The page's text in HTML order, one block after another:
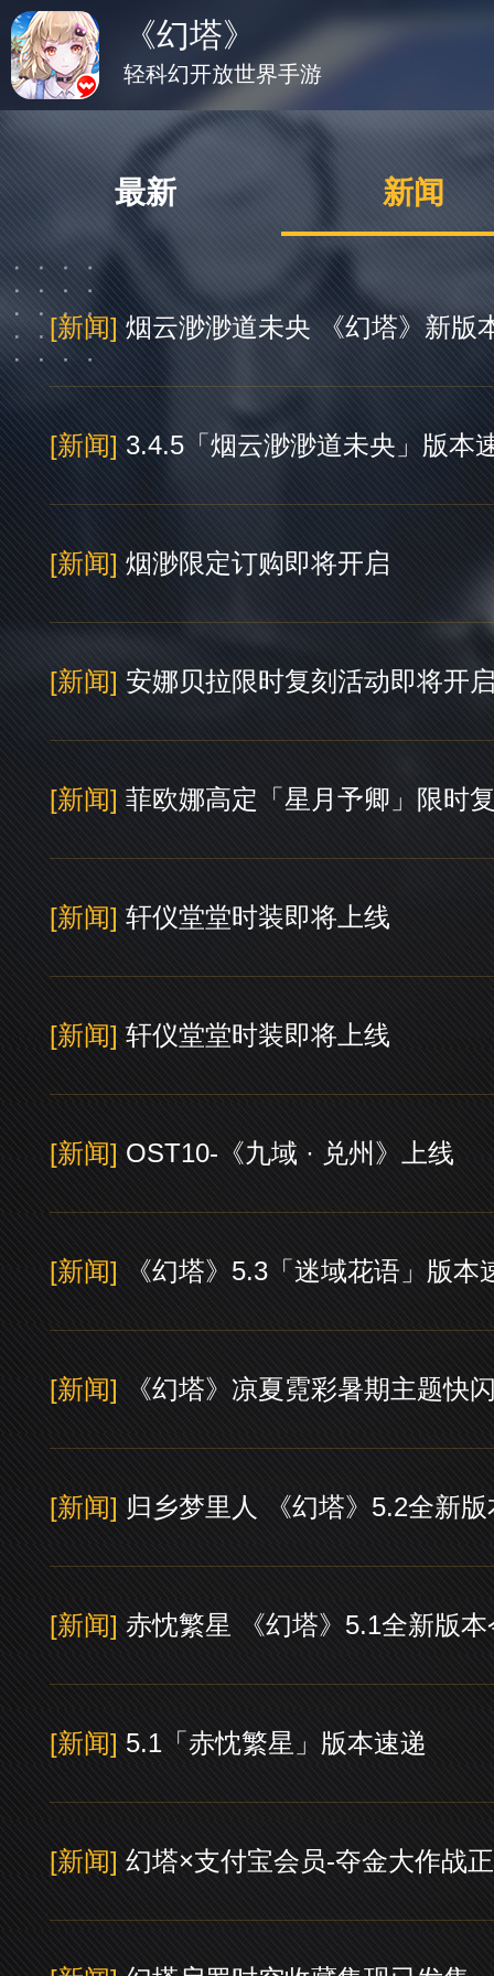
最新 新闻
[新闻]烟云渺渺道未央 《幻塔》新版
[新闻] 3.4.5「烟云渺渺道未央」版本
[新闻] 烟渺限定订购即将开启
[新闻] 安娜贝拉限时复刻活动即将开
[新闻] 菲欧娜高定「星月予卿」限时
[新闻] 轩仪堂堂时装即将上线
[新闻] 轩仪堂堂时装即将上线
[新闻] OST10-《九域 · 兑州》上线
[新闻] 《幻塔》5.3「迷域花语」版本
[新闻] 《幻塔》凉夏霓彩暑期主题快
[新闻] 归乡梦里人 《幻塔》5.2全新
[新闻] 赤忱繁星 《幻塔》5.1全新版
[新闻] 5.1「赤忱繁星」版本速递
[新闻] 幻塔×支付宝会员-夺金大作战
《幻塔》
轻科幻开放世界手游